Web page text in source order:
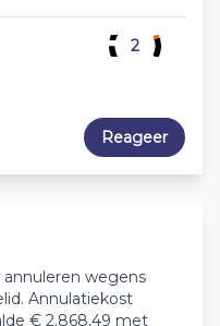
2
Reageer
wegens
Annulatiekost
€ 2.868,49 met